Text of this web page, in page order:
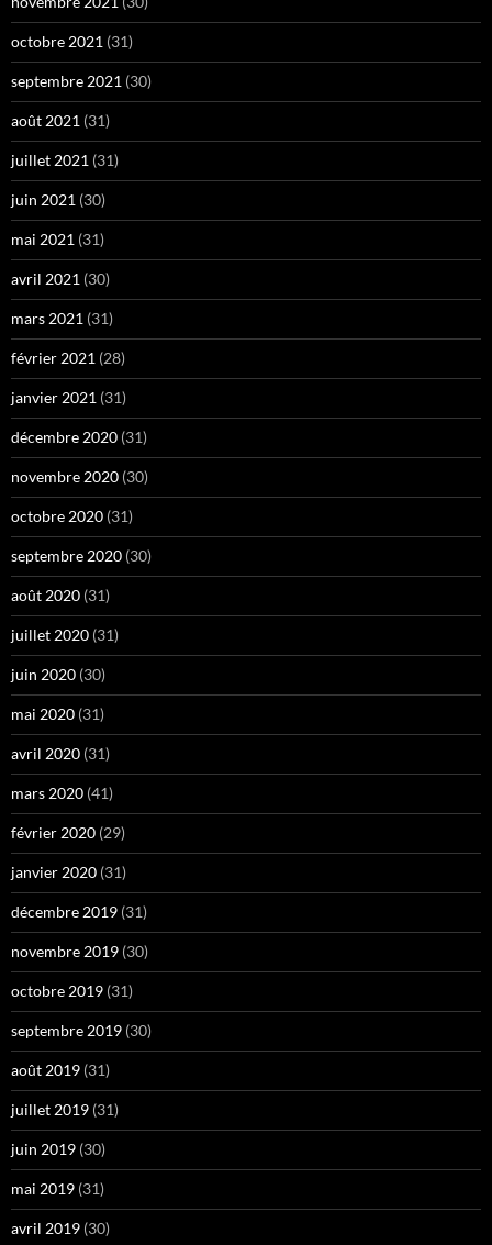
octobre 2021 (31)
septembre 2021 (30)
août 2021 (31)
juillet 2021 (31)
juin 2021 (30)
mai 2021 (31)
avril 2021 (30)
mars 2021 (31)
février 2021 (28)
janvier 2021 (31)
décembre 2020 (31)
novembre 2020 (30)
octobre 2020 (31)
septembre 2020 (30)
août 2020 (31)
juillet 2020 (31)
juin 2020 (30)
mai 2020 (31)
avril 2020 (31)
mars 2020 (41)
février 2020 (29)
janvier 2020 (31)
décembre 2019 (31)
novembre 2019 (30)
octobre 2019 (31)
septembre 2019 (30)
août 2019 (31)
juillet 2019 (31)
juin 2019 (30)
mai 2019 (31)
avril 2019 (30)